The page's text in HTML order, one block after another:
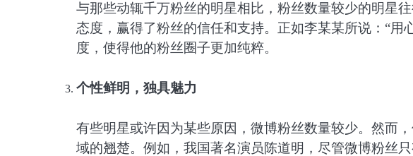
与那些动辄千万粉丝的明星相比，粉丝数量较少的明星
态度，赢得了粉丝的信任和支持。正如李某某所说：“用
度，使得他的粉丝圈子更加纯粹。
个性鲜明，独具魅力
有些明星或许因为某些原因，微博粉丝数量较少。然而
域的翘楚。例如，我国著名演员陈道明，尽管微博粉丝